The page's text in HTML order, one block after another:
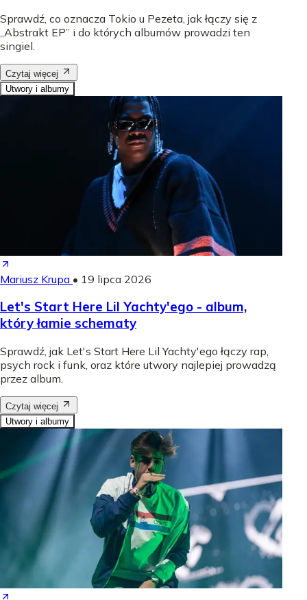
Sprawdź, co oznacza Tokio u Pezeta, jak łączy się z
„Abstrakt EP” i do których albumów prowadzi ten
singiel.
Czytaj więcej
Utwory i albumy
Mariusz Krupa • 19 lipca 2026
Let's Start Here Lil Yachty'ego - album,
który łamie schematy
Sprawdź, jak Let's Start Here Lil Yachty'ego łączy rap,
psych rock i funk, oraz które utwory najlepiej prowadzą
przez album.
Czytaj więcej
Utwory i albumy